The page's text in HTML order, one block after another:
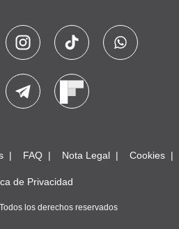
FAQ Nota Legal Cookies
de Privacidad
los derechos reservados